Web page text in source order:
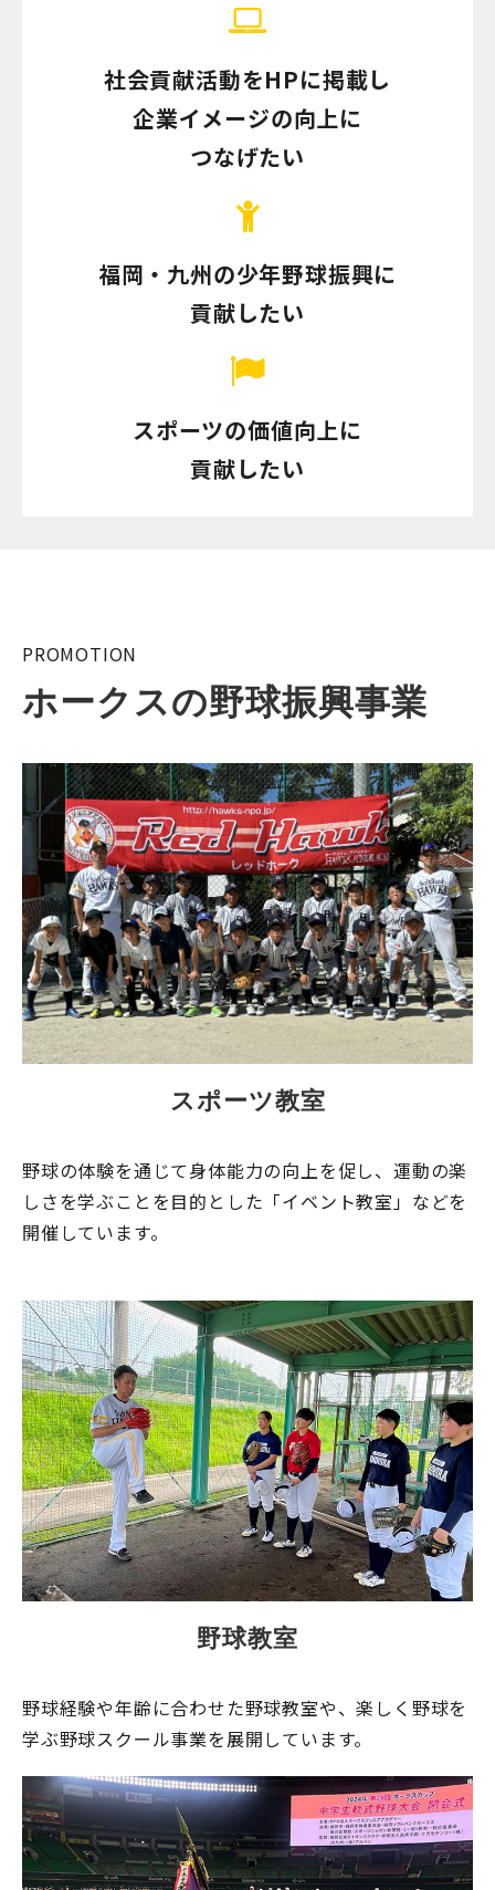
社会貢献活動をHPに掲載し
企業イメージの向上に
つなげたい
福岡・九州の少年野球振興に
貢献したい
スポーツの価値向上に
貢献したい
PROMOTION
ホークスの野球振興事業
スポーツ教室
野球の体験を通じて身体能力の向上を促し、運動の楽
しさを学ぶことを目的とした「イベント教室」などを
開催しています。
野球教室
野球経験や年齢に合わせた野球教室や、楽しく野球を
学ぶ野球スクール事業を展開しています。